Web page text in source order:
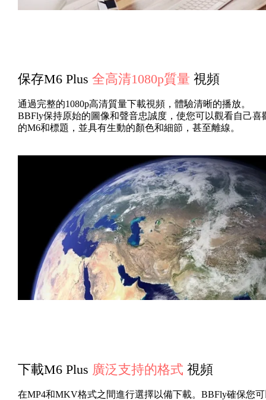
保存M6 Plus 全高清1080p質量 視頻
通過完整的1080p高清質量下載視頻，體驗清晰的播放。
BBFly保持原始的圖像和聲音忠誠度，使您可以觀看自己喜
的M6和標題，並具有生動的顏色和細節，甚至離線。
下載M6 Plus 廣泛支持的格式 視頻
在MP4和MKV格式之間進行選擇以備下載。BBFly確保您